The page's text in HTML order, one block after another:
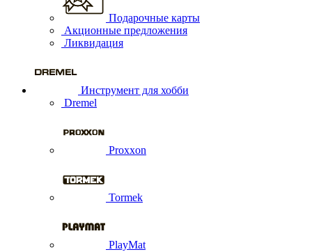
Подарочные карты
Акционные предложения
Ликвидация
Инструмент для хобби
Dremel
Proxxon
Tormek
PlayMat